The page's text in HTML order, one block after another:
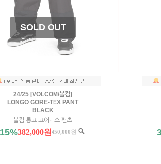
24/25 [VOLCOM/볼컴]
LONGO GORE-TEX PANT
BLACK
볼컴 롱고 고어텍스 팬츠
15%382,000원 450,000원